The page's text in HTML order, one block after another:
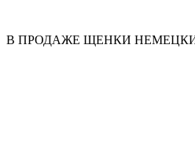
В ПРОДАЖЕ ЩЕНКИ